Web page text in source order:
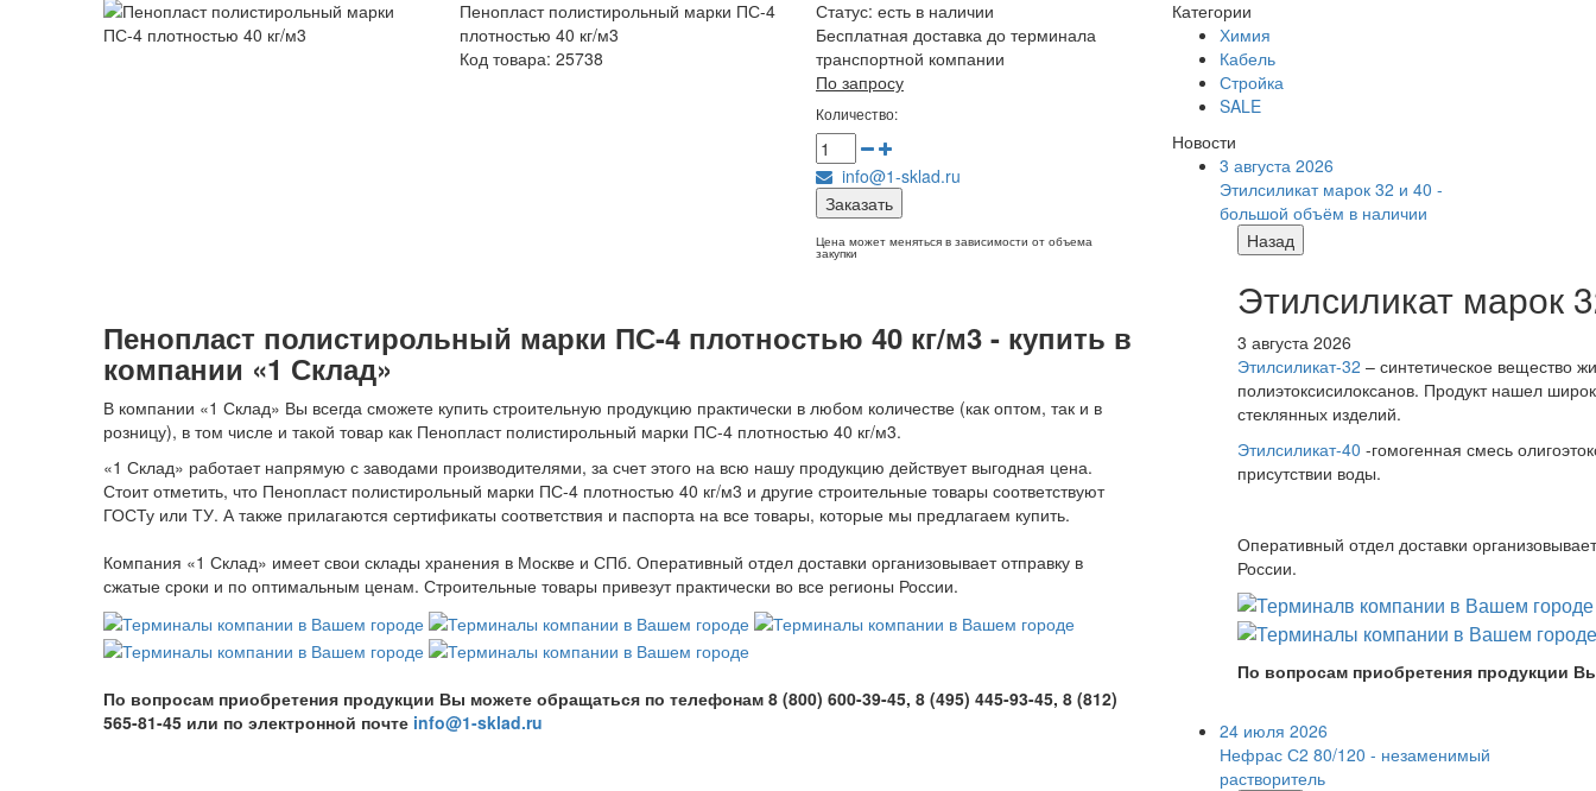
Пенопласт полистирольный марки ПС-4
плотностью 40 кг/м3
Код товара: 25738
Статус: есть в наличии
Бесплатная доставка до терминала
транспортной компании
По запросу
Количество:
info@1-sklad.ru
Заказать
Цена может меняться в зависимости от объема
закупки
Пенопласт полистирольный марки ПС-4 плотностью 40 кг/м3 - купить в
компании «1 Склад»
В компании «1 Склад» Вы всегда сможете купить строительную продукцию практически в любом количестве (как оптом, так и в
розницу), в том числе и такой товар как Пенопласт полистирольный марки ПС-4 плотностью 40 кг/м3.
«1 Склад» работает напрямую с заводами производителями, за счет этого на всю нашу продукцию действует выгодная цена.
Стоит отметить, что Пенопласт полистирольный марки ПС-4 плотностью 40 кг/м3 и другие строительные товары соответствуют
ГОСТу или ТУ. А также прилагаются сертификаты соответствия и паспорта на все товары, которые мы предлагаем купить.
Компания «1 Склад» имеет свои склады хранения в Москве и СПб. Оперативный отдел доставки организовывает отправку в
сжатые сроки и по оптимальным ценам. Строительные товары привезут практически во все регионы России.
По вопросам приобретения продукции Вы можете обращаться по телефонам 8 (800) 600-39-45, 8 (495) 445-93-45, 8 (812)
565-81-45 или по электронной почте info@1-sklad.ru
Категории
Химия
Кабель
Стройка
SALE
Новости
3 августа 2026
Этилсиликат марок 32 и 40 -
большой объём в наличии
Назад
Этилсиликат марок
3 августа 2026
Этилсиликат-32 – синтетическое вещество
полиэтоксисилоксанов. Продукт нашел
стеклянных изделий.
Этилсиликат-40 -гомогенная смесь
присутствии воды.
Оперативный отдел доставки
России.
По вопросам приобретения продукции
24 июля 2026
Нефрас С2 80/120 - незаменимый
растворитель